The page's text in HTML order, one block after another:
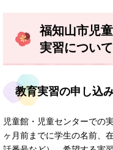
福知山市児
実習について
教育実習の申し込
児童館・児童センターでの
ヶ月前までに学生の名前、